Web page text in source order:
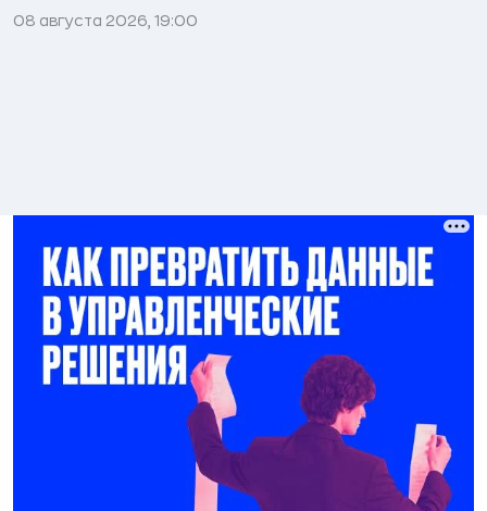
08 августа 2026, 19:00